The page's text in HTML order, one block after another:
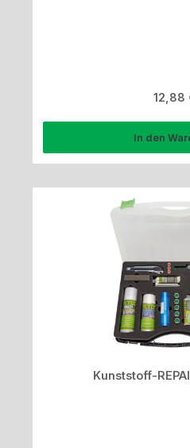
In den
Kunststoff-